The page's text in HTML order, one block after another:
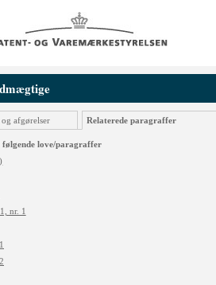
afgørelser Relaterede paragraffer
love/paragraffer
nr. 1